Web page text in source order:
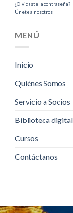
¿Olvidaste la contraseña?
Únete a nosotros
MENÚ
Inicio
Quiénes Somos
Servicio a Socios
Biblioteca digital
Cursos
Contáctanos